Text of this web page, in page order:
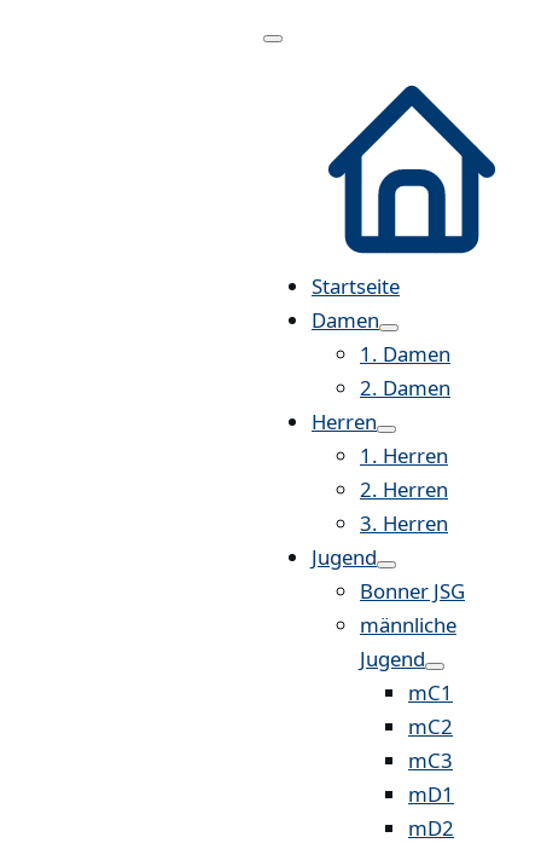
Menü
Startseite
Damen
1. Damen
2. Damen
Herren
1. Herren
2. Herren
3. Herren
Jugend
Bonner JSG
männliche
Jugend
mC1
mC2
mC3
mD1
mD2